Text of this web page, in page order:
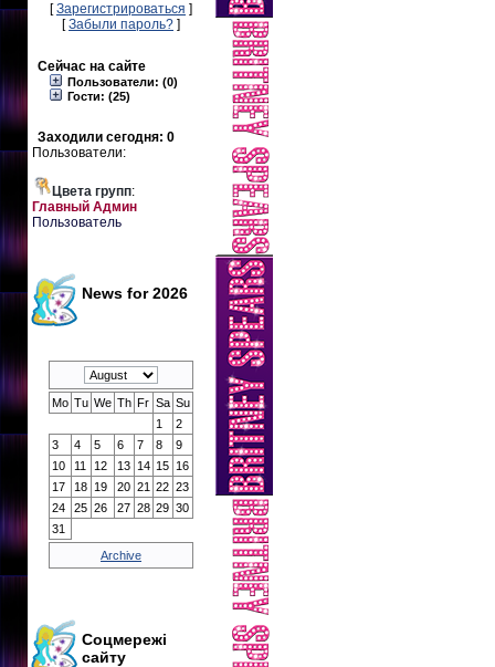
[Зарегистрироваться ]
[Забыли пароль? ]
Сейчас на сайте
Пользователи: (0)
Гости: (25)
Заходили сегодня: 0
Пользователи:
Цвета групп:
Главный Админ
Пользователь
News for 2026
Mo Tu We Th Fr Sa Su
1
2
3
4 5 6 7 8
9
10
11 12 13 14 15 16
17
18 19 20 21 22 23
24
25 26 27 28 29 30
31
Archive
Соцмережі
сайту